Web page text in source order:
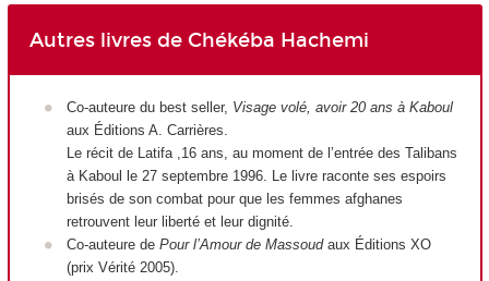
Autres livres de Chékéba Hachemi
Co-auteure du best seller, Visage volé, avoir 20 ans à Kaboul
aux Éditions A. Carrières.
Le récit de Latifa ,16 ans, au moment de l’entrée des Talibans
à Kaboul le 27 septembre 1996. Le livre raconte ses espoirs
brisés de son combat pour que les femmes afghanes
retrouvent leur liberté et leur dignité.
Co-auteure de Pour l’Amour de Massoudaux Éditions XO
(prix Vérité 2005).